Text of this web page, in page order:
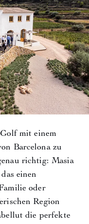
mit einem
Barcelona zu
richtig: Masia
einen
oder
Region
die perfekte